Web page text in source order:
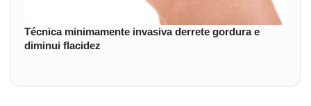
Técnica minimamente invasiva derrete gordura e
diminui flacidez